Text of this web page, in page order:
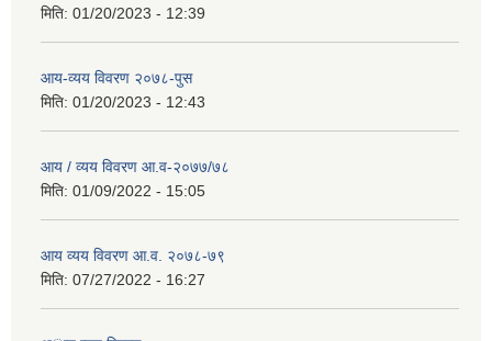
मिति: 01/20/2023 - 12:39
आय-व्यय विवरण २०७८-पुस
मिति: 01/20/2023 - 12:43
आय / व्यय विवरण आ.व-२०७७/७८
मिति: 01/09/2022 - 15:05
आय व्यय विवरण आ.व. २०७८-७९
मिति: 07/27/2022 - 16:27